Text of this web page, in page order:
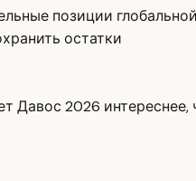
позиции
остатки
Давос 2026